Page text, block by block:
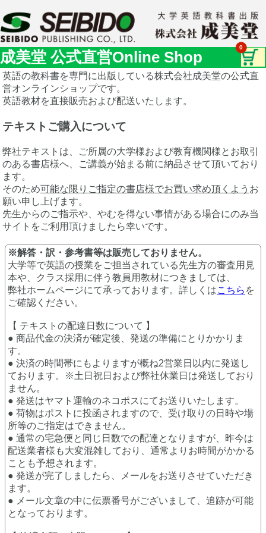
成美堂 公式直営Online Shop
カー
トを
0
英語の教科書を専門に出版している株式会社成美堂の公式直
営オンラインショップです。
英語教材を直接販売および配送いたします。
テキストご購入について
弊社テキストは、ご所属の大学様および教育機関様とお取引
のある書店様へ、ご講義が始まる前に納品させて頂いており
ます。
そのため可能な限りご指定の書店様でお買い求め頂くよう お
願い申し上げます。
先生からのご指示や、やむを得ない事情がある場合にのみ当
サイトをご利用頂けましたら幸いです。
※解答・訳・参考書等は販売しておりません。
大学等で英語の授業をご担当されている先生方の審査用見
本や、クラス採用に伴う教員用教材につきましては、
弊社ホームページにて承っております。詳しくはこちら を
ご確認ください。
【 テキストの配達日数について 】
● 商品代金の決済が確定後、発送の準備にとりかかりま
す。
● 決済の時間帯にもよりますが概ね2営業日以内に発送し
ております。※土日祝日および弊社休業日は発送しており
ません。
● 発送はヤマト運輸のネコポスにてお送りいたします。
● 荷物はポストに投函されますので、受け取りの日時や場
所等のご指定はできません。
● 通常の宅急便と同じ日数での配達となりますが、昨今は
配送業者様も大変混雑しており、通常よりお時間がかかる
ことも予想されます。
● 発送が完了しましたら、メールをお送りさせていただき
ます。
● メール文章の中に伝票番号がございまして、追跡が可能
となっております。